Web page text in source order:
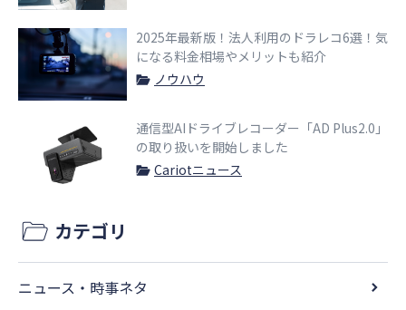
2025年最新版！法人利用のドラレコ6選！気
になる料金相場やメリットも紹介
ノウハウ
通信型AIドライブレコーダー「AD Plus2.0」
の取り扱いを開始しました
Cariotニュース
カテゴリ
ニュース・時事ネタ